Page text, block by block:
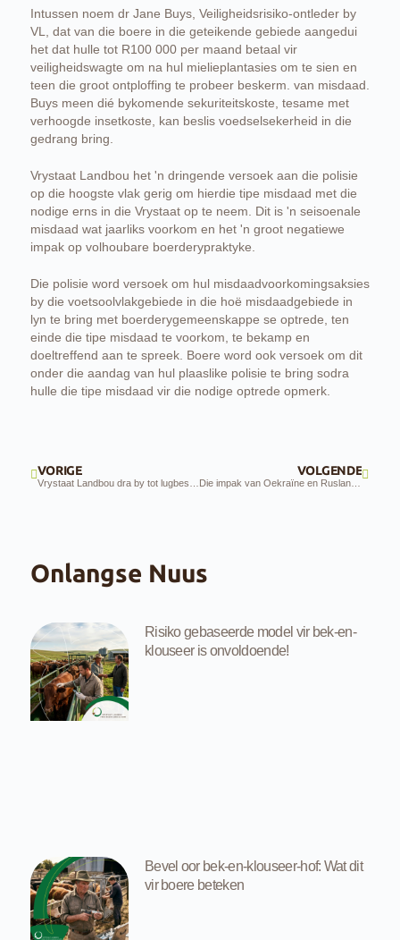
Intussen noem dr Jane Buys, Veiligheidsrisiko-ontleder by
VL, dat van die boere in die geteikende gebiede aangedui
het dat hulle tot R100 000 per maand betaal vir
veiligheidswagte om na hul mielieplantasies om te sien en
teen die groot ontploffing te probeer beskerm. van misdaad.
Buys meen dié bykomende sekuriteitskoste, tesame met
verhoogde insetkoste, kan beslis voedselsekerheid in die
gedrang bring.
Vrystaat Landbou het 'n dringende versoek aan die polisie
op die hoogste vlak gerig om hierdie tipe misdaad met die
nodige erns in die Vrystaat op te neem. Dit is 'n seisoenale
misdaad wat jaarliks voorkom en het 'n groot negatiewe
impak op volhoubare boerderypraktyke.
Die polisie word versoek om hul misdaadvoorkomingsaksies
by die voetsoolvlakgebiede in die hoë misdaadgebiede in
lyn te bring met boerderygemeenskappe se optrede, ten
einde die tipe misdaad te voorkom, te bekamp en
doeltreffend aan te spreek. Boere word ook versoek om dit
onder die aandag van hul plaaslike polisie te bring sodra
hulle die tipe misdaad vir die nodige optrede opmerk.
VORIGE VOLGENDE
Onlangse Nuus
Risiko gebaseerde model vir bek-en-
klouseer is onvoldoende!
Bevel oor bek-en-klouseer-hof: Wat dit
vir boere beteken